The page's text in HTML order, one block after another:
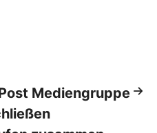
Mediengruppe